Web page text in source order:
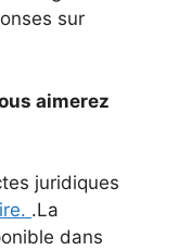
sur
aimerez
juridiques
.La
dans